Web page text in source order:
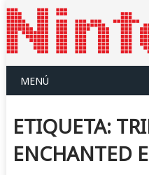
MENÚ
ETIQUETA:
ENCHANTED